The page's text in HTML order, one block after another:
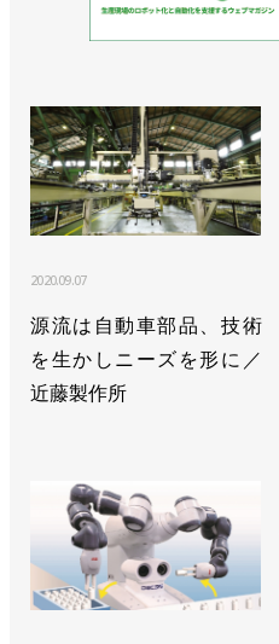
2020.09.07
源流は自動車部品、技術
を生かしニーズを形に／
近藤製作所